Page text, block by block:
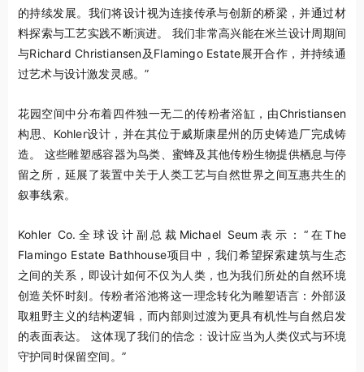
的持续发展。我们将设计视为连接传承与创新的桥梁，并通过材
料探索与工艺实践不断演进。 我们非常高兴能在米兰设计周期间
与Richard Christiansen及Flamingo Estate展开合作，并持续通
过艺术与设计激发灵感。”
花园空间中分布着四件独一无二的传粉者浴缸，由Christiansen
构思、Kohler设计，并在其位于威斯康星州的历史铸造厂完成铸
造。 这些雕塑感容器为鸟类、蜜蜂及其他传粉生物提供栖息与停
留之所，延展了装置中关于人类工艺与自然世界之间互惠共生的
叙事线索。
Kohler Co.全球设计副总裁Michael Seum表示：“在The
Flamingo Estate Bathhouse项目中，我们希望探索建筑与生态
之间的关系，即设计如何不仅为人类，也为我们所处的自然环境
创造关怀时刻。传粉者浴池将这一理念转化为雕塑语言：外部汲
取粗野主义的结构逻辑，而内部则过渡为更具有机性与自然启发
的表面表达。 这体现了我们的信念：设计应当为人类仪式与环境
守护同时保留空间。”